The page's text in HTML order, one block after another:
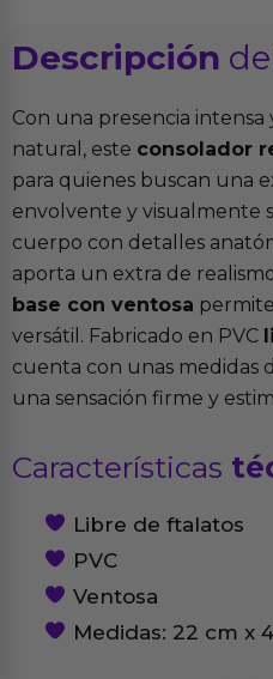
Descripción
Con una presencia intensa
natural, este consolador
para quienes buscan una
envolvente y visualmente
cuerpo con detalles
aporta un extra de
base con ventosa
versátil. Fabricado en PVC
cuenta con unas medidas
una sensación firme y
Características
Libre de ftalatos
PVC
Ventosa
Medidas: 22 cm x